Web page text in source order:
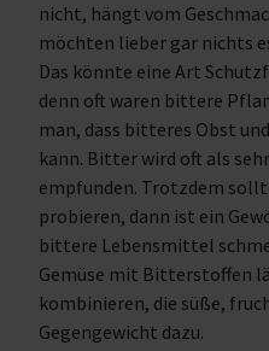
nicht, hängt vom
möchten lieber gar nichts
Das könnte eine Art
denn oft waren bittere
man, dass bitteres Obst
kann. Bitter wird oft als
empfunden. Trotzdem
probieren, dann ist ein
bittere Lebensmittel
Gemüse mit Bitterstoffen
kombinieren, die süße,
Gegengewicht dazu.